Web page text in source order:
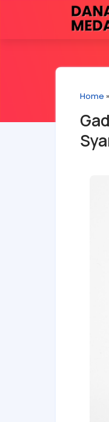
Home »